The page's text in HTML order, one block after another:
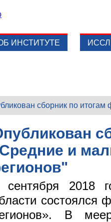
ИНСТИТУТЕ
сборник по
и
сентября 2018
состоялся
В